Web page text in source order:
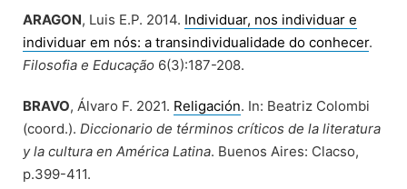
ARAGON, Luis E.P. 2014. Individuar, nos individuar e
individuar em nós: a transindividualidade do conhecer.
Filosofia e Educação 6(3):187-208.
BRAVO, Álvaro F. 2021. Religación. In: Beatriz Colombi
(coord.). Diccionario de términos críticos de la literatura
y la cultura en América Latina. Buenos Aires: Clacso,
p.399-411.